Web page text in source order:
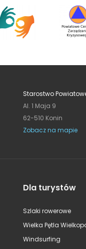
Starostwo
Al. 1 Maja 9
62-510 Konin
Zobacz na mapie
Dla turystów
Szlaki rowerowe
Wielka Pętla
Windsurfing